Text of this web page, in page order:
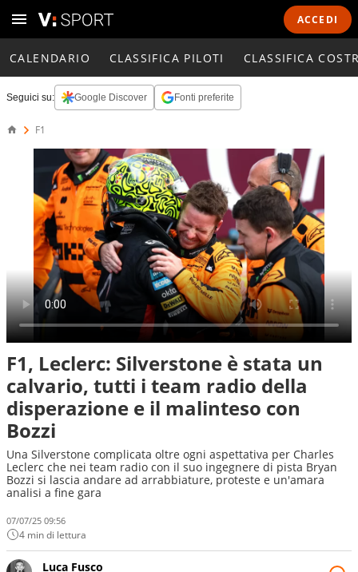
ACCEDI
CALENDARIO CLASSIFICA PILOTI CLASSIFICA
Seguici su: Google Discover Fonti preferite
F1
F1, Leclerc: Silverstone è stata un
calvario, tutti i team radio della
disperazione e il malinteso con
Bozzi
Una Silverstone complicata oltre ogni aspettativa per Charles
Leclerc che nei team radio con il suo ingegnere di pista Bryan
Bozzi si lascia andare ad arrabbiature, proteste e un'amara
analisi a fine gara
07/07/25 09:56
4 min di lettura
Luca Fusco